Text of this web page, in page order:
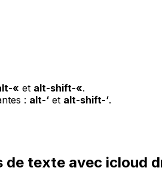
« et alt-shift-«.
: alt-‘ et alt-shift-‘.
de texte avec icloud